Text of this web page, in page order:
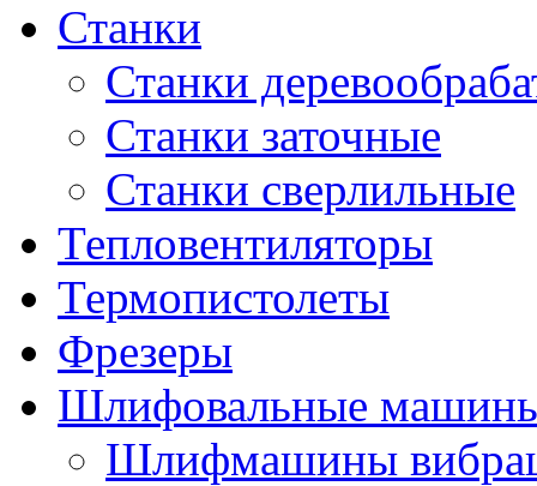
Станки
Станки
Станки заточные
Станки сверлильные
Тепловентиляторы
Термопистолеты
Фрезеры
Шлифовальные
Шлифмашины